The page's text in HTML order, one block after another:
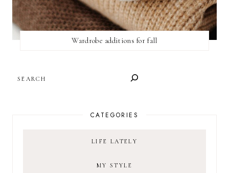
Wardrobe additions for fall
CATEGORIES
LIFE LATELY
MY STYLE